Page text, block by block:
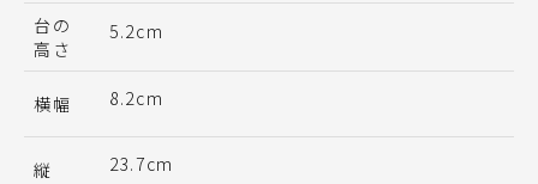
台の
高さ
5.2cm
横幅 8.2cm
縦 23.7cm